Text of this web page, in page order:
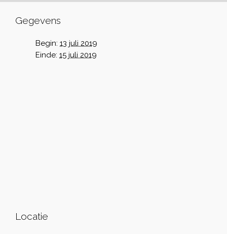
Gegevens
Begin: 13 juli 2019
Einde: 15 juli 2019
Locatie